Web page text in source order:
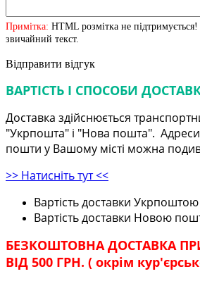
Примітка: HTML розмітка не
звичайний текст.
Відправити відгук
ВАРТІСТЬ І СПОСОБИ
Доставка здійснюється
"Укрпошта" і "Нова пошта". Адреси
пошти у Вашому місті можна
>> Натисніть тут <<
Вартість доставки Укрпоштою
Вартість доставки Новою
БЕЗКОШТОВНА ДОСТАВКА
ВІД 500 ГРН. ( окрім